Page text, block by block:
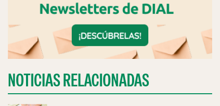
NOTICIAS RELACIONADAS